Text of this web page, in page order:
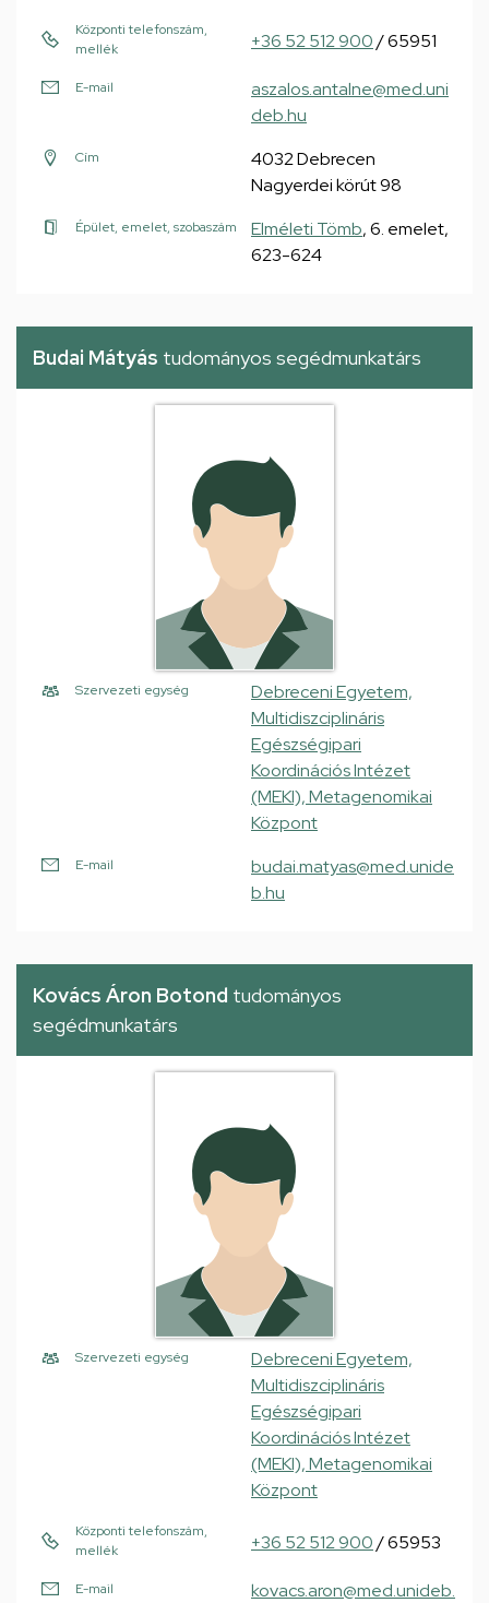
Központi telefonszám,
mellék
+36 52 512 900/ 65951
E-mail
aszalos.antalne@med.uni
deb.hu
Cím
4032 Debrecen
Nagyerdei körút 98
Épület, emelet, szobaszám Elméleti Tömb, 6. emelet,
623-624
Budai Mátyás tudományos segédmunkatárs
Szervezeti egység
Debreceni Egyetem,
Multidiszciplináris
Egészségipari
Koordinációs Intézet
(MEKI), Metagenomikai
Központ
E-mail
budai.matyas@med.unide
b.hu
Kovács Áron Botond tudományos
segédmunkatárs
Szervezeti egység
Debreceni Egyetem,
Multidiszciplináris
Egészségipari
Koordinációs Intézet
(MEKI), Metagenomikai
Központ
Központi telefonszám,
mellék
+36 52 512 900/ 65953
E-mail
kovacs.aron@med.unideb.